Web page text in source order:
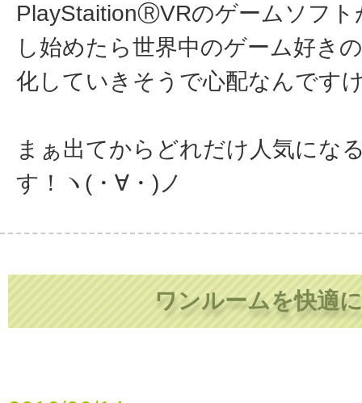
PlayStaitionⓇVRのゲームソフト
し始めたら世界中のゲーム好き
化していきそうで心配なんです
まぁ出てからどれだけ人気にな
す！ヽ(・∀・)ノ
ワンルームを快適に